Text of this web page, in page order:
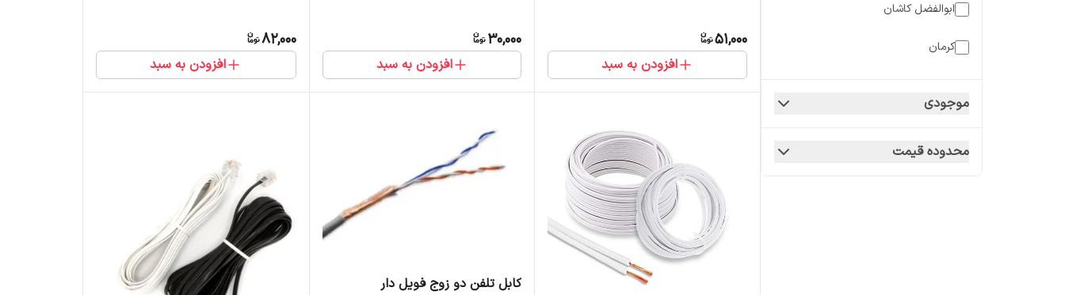
ابوالفضل کاشان
کرمان
موجودی
محدوده قیمت
51,000
افزودن به سبد
30,000
افزودن به سبد
82,000
افزودن به سبد
کابل تلفن دو زوج فویل دار